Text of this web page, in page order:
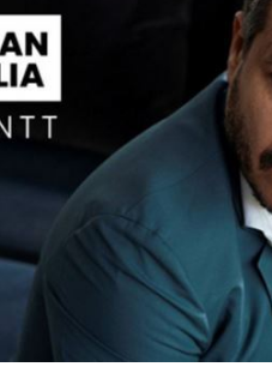
Ads: «L'Italia è un
e continuerà a